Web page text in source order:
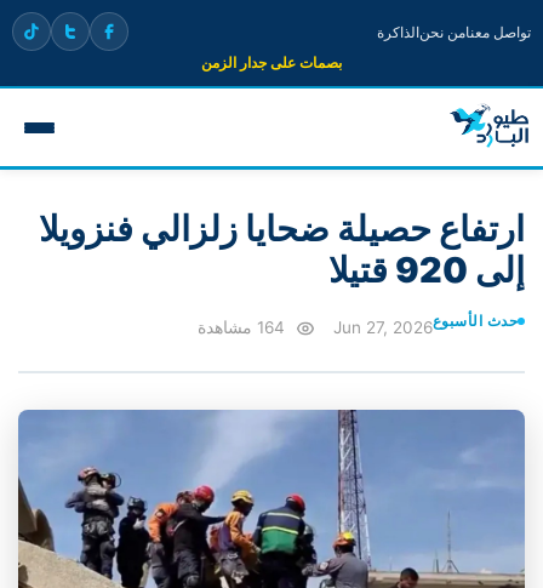
تواصل معنامن نحنالذاكرة
بصمات على جدار الزمن
ارتفاع حصيلة ضحايا زلزالي فنزويلا
إلى 920 قتيلا
حدث الأسبوعJun 27, 2026